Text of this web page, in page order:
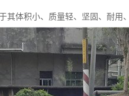
体积小、质量轻、坚固、耐用